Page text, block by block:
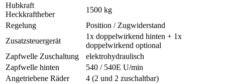
Hubkraft
Heckkraftheber
1500 kg
Regelung
Position / Zugwiderstand
Zusatzsteuergerät
1x doppelwirkend hinten + 1x
doppelwirkend optional
Zapfwelle Zuschaltung
elektrohydraulisch
Zapfwelle hinten
540 / 540E U/min
Angetriebene Räder
4 (2 und 2 zuschaltbar)